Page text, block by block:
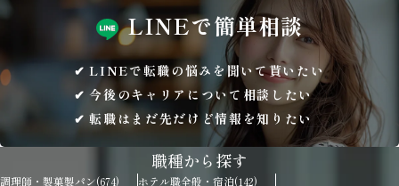
LINEで簡単相談
LINEで転職の悩みを聞いて貰いたい
今後のキャリアについて相談したい
転職はまだ先だけど情報を知りたい
職種から探す
調理師・製菓製パン(674) ホテル職全般・宿泊(142)